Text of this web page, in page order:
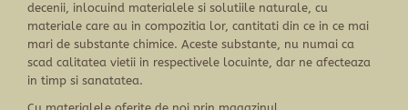
decenii, inlocuind materialele si solutiile naturale, cu
materiale care au in compozitia lor, cantitati din ce in ce mai
mari de substante chimice. Aceste substante, nu numai ca
scad calitatea vietii in respectivele locuinte, dar ne afecteaza
in timp si sanatatea.